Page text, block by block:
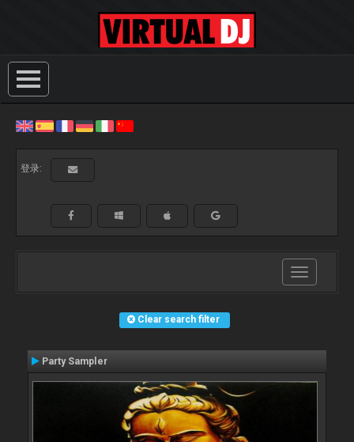
登录:
Toggle
navigation
Clear search filter
Party Sampler